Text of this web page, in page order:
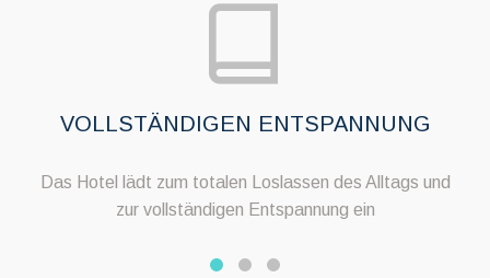
VOLLSTÄNDIGEN ENTSPANNUNG
Das Hotel lädt zum totalen Loslassen des Alltags und
zur vollständigen Entspannung ein